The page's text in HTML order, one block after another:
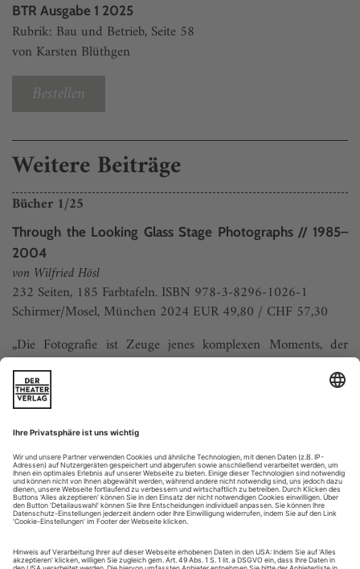
BTR Ausgabe 1 2025
Rubrik: Bau und Betrieb, Seite 58
von Karsten Blüthgen
Bestellen
Weitere Beiträge
Bücher 1/25
Through the Looking Glass Stage Photographs // 1985–
2004
von Wilfried Hösl
232 Seiten, 185 Farbtafeln. ISBN 978-3-8296-1026-1
Schirmer/Mosel, München 2024 EUR 49,80 / CHF 57,30
„Die Fotografie ist Zeuge jenes komplexen Moments, der
Theater ausmacht.“ So umschreibt Wilfried Hösl (*1957), seit
1993 Theaterfotograf der Bayerischen Staatsoper, seine
langjährige...
„Ohne Licht keine Kunst“
LED oder Halogen? Für Lichtdesigner und -techniker ist das nicht
nur eine Entscheidung zwischen Trend und Tradition, sondern eng
verbunden mit der Frage, welche Rolle die Beleuchtung in der Kunst
spielt. Matthias Jung, Senior Account Manager Entertainment
besonders auf Theaterbühnen bis heute unverzichtbar sind